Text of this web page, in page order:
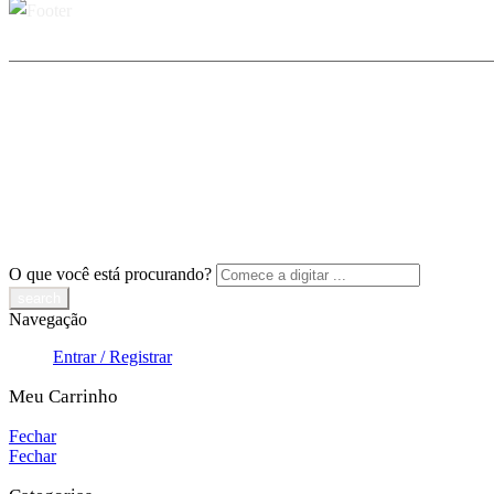
O que você está procurando?
Navegação
Entrar / Registrar
Meu Carrinho
Fechar
Fechar